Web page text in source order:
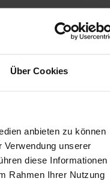
Über Cookies
anbieten zu können
unserer
diese Informationen
Rahmen Ihrer Nutzung